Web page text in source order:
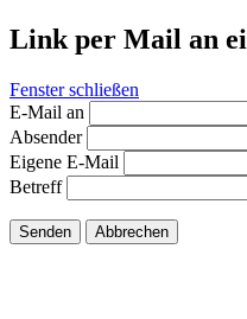
Link per Mail an
Fenster schließen
E-Mail an
Absender
Eigene E-Mail
Betreff
Senden Abbrechen